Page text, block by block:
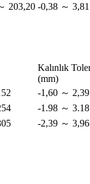
203,20 -0,38 ～ 3,81
Kalınlık
(mm)
-1,60 ～ 2,39
-1.98 ～ 3.18
-2,39 ～ 3,96